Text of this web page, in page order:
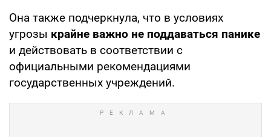
Она также подчеркнула, что в условиях
угрозы крайне важно не поддаваться панике
и действовать в соответствии с
официальными рекомендациями
государственных учреждений.